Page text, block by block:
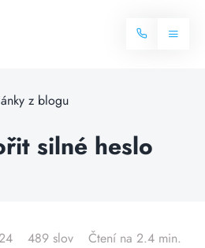
Toggle
Internet
Dostupnost
z blogu
silné heslo
489 slov Čtení na 2.4 min.